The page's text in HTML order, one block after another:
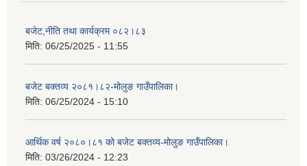
बजेट,नीति तथा कार्यक्रम ०८२।८३
मिति: 06/25/2025 - 11:55
बजेट बक्तव्य २०८१।८२-मोलुङ गाउँपालिका।
मिति: 06/25/2024 - 15:10
आर्थिक वर्ष २०८०।८१ को बजेट बक्तव्य-मोलुङ गाउँपालिका।
मिति: 03/26/2024 - 12:23